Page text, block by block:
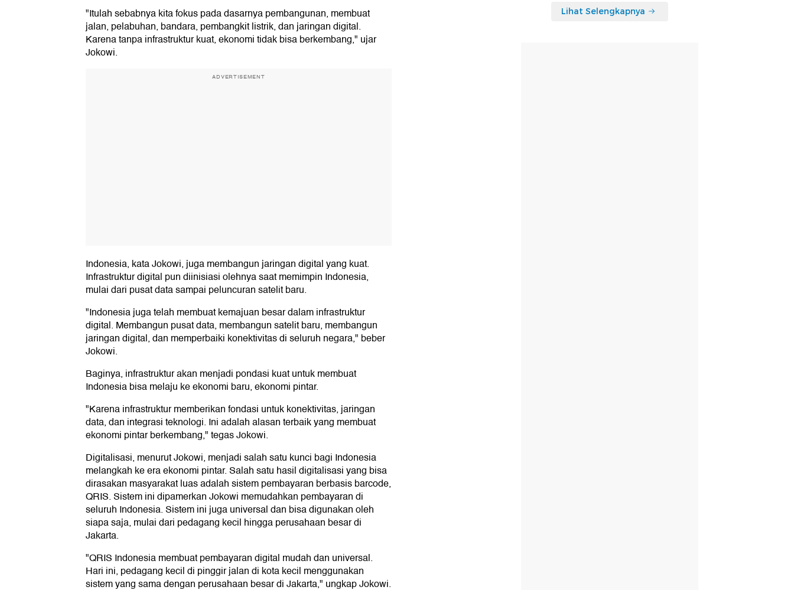
"Itulah sebabnya kita fokus pada dasarnya pembangunan, membuat
jalan, pelabuhan, bandara, pembangkit listrik, dan jaringan digital.
Karena tanpa infrastruktur kuat, ekonomi tidak bisa berkembang," ujar
Jokowi.
ADVERTISEMENT
Indonesia, kata Jokowi, juga membangun jaringan digital yang kuat.
Infrastruktur digital pun diinisiasi olehnya saat memimpin Indonesia,
mulai dari pusat data sampai peluncuran satelit baru.
"Indonesia juga telah membuat kemajuan besar dalam infrastruktur
digital. Membangun pusat data, membangun satelit baru, membangun
jaringan digital, dan memperbaiki konektivitas di seluruh negara," beber
Jokowi.
Baginya, infrastruktur akan menjadi pondasi kuat untuk membuat
Indonesia bisa melaju ke ekonomi baru, ekonomi pintar.
"Karena infrastruktur memberikan fondasi untuk konektivitas, jaringan
data, dan integrasi teknologi. Ini adalah alasan terbaik yang membuat
ekonomi pintar berkembang," tegas Jokowi.
Digitalisasi, menurut Jokowi, menjadi salah satu kunci bagi Indonesia
melangkah ke era ekonomi pintar. Salah satu hasil digitalisasi yang bisa
dirasakan masyarakat luas adalah sistem pembayaran berbasis barcode,
QRIS. Sistem ini dipamerkan Jokowi memudahkan pembayaran di
seluruh Indonesia. Sistem ini juga universal dan bisa digunakan oleh
siapa saja, mulai dari pedagang kecil hingga perusahaan besar di
Jakarta.
"QRIS Indonesia membuat pembayaran digital mudah dan universal.
Hari ini, pedagang kecil di pinggir jalan di kota kecil menggunakan
sistem yang sama dengan perusahaan besar di Jakarta," ungkap Jokowi.
Lihat Selengkapnya